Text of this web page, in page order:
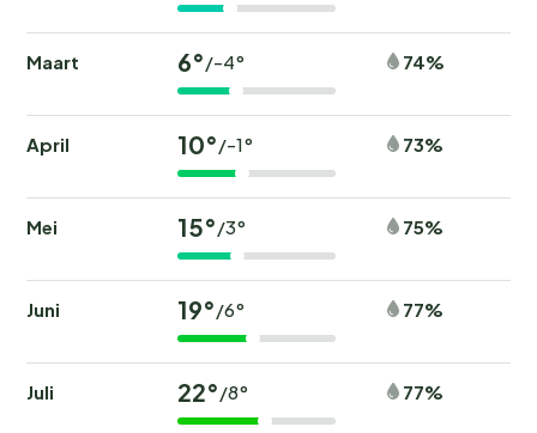
Maart 6°/-4° 74%
April 10°/-1° 73%
Mei 15°/3° 75%
Juni 19°/6° 77%
Juli 22°/8° 77%